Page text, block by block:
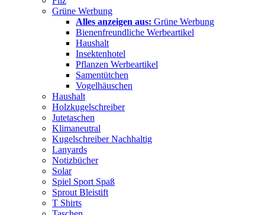
Grüne Werbung
Alles anzeigen aus: Grüne Werbung
Bienenfreundliche Werbeartikel
Haushalt
Insektenhotel
Pflanzen Werbeartikel
Samentütchen
Vogelhäuschen
Haushalt
Holzkugelschreiber
Jutetaschen
Klimaneutral
Kugelschreiber Nachhaltig
Lanyards
Notizbücher
Solar
Spiel Sport Spaß
Sprout Bleistift
T Shirts